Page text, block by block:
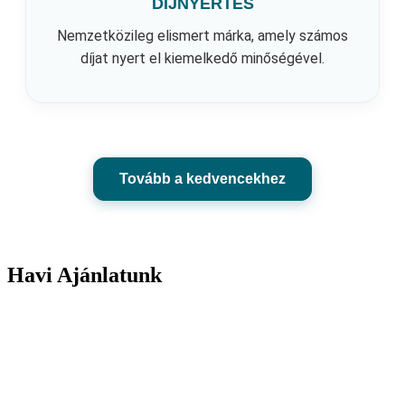
Nemzetközileg elismert márka, amely számos
díjat nyert el kiemelkedő minőségével.
Tovább a kedvencekhez
Havi Ajánlatunk